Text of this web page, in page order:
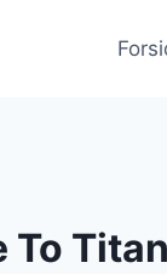
To